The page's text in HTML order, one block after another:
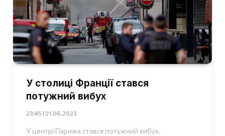
У столиці Франції стався
потужний вибух
23:45 | 21.06.2023
У центрі Парижа стався потужний вибух.